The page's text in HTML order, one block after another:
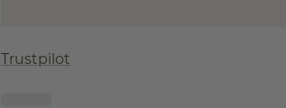
Trustpilot